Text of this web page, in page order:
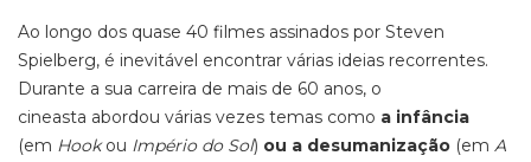
Ao longo dos quase 40 filmes assinados por Steven
Spielberg, é inevitável encontrar várias ideias recorrentes.
Durante a sua carreira de mais de 60 anos, o
cineasta abordou várias vezes temas como a infância
(em Hookou Império do Sol) ou a desumanização (em A